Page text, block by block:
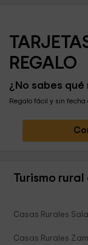
REGALO
¿No sabes
Regalo fácil y sin fecha
Turismo
Casas Rurales
Casas Rurales